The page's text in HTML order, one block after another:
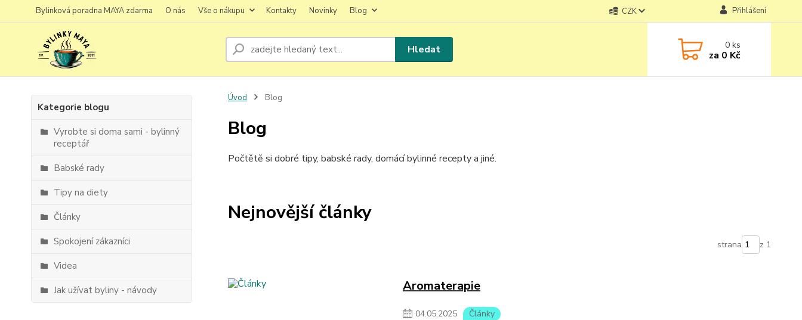
Bylinková poradna MAYA zdarma O nás Vše o nákupu Kontakty Novinky Blog CZK Přihlášení
Hledat 0ks
za 0 Kč
Kategorie blogu
Vyrobte si doma sami - bylinný
receptář
Babské rady
Tipy na diety
Články
Spokojení zákazníci
Videa
Jak užívat byliny - návody
Úvod Blog
Blog
Počtětě si dobré tipy, babské rady, domácí bylinné recepty a jiné.
Nejnovější články
strana z 1
Aromaterapie
04.05.2025 Články